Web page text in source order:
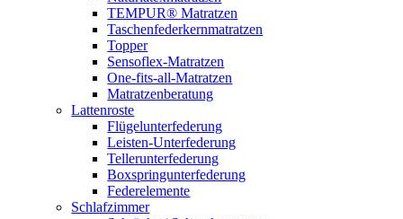
TEMPUR® Matratzen
Taschenfederkernmatratzen
Topper
Sensoflex-Matratzen
One-fits-all-Matratzen
Matratzenberatung
Lattenroste
Flügelunterfederung
Leisten-Unterfederung
Tellerunterfederung
Boxspringunterfederung
Federelemente
Schlafzimmer